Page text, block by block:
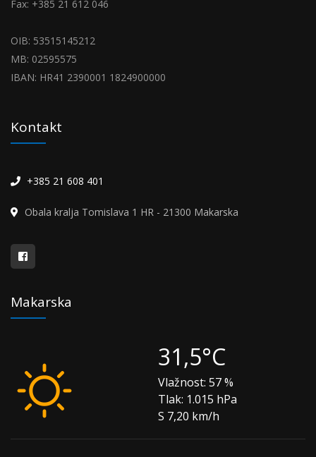
Fax: +385 21 612 046
OIB: 53515145212
MB: 02595575
IBAN: HR41 2390001 1824900000
Kontakt
+385 21 608 401
Obala kralja Tomislava 1 HR - 21300 Makarska
Makarska
31,5°C
Vlažnost: 57 %
Tlak: 1.015 hPa
S 7,20 km/h